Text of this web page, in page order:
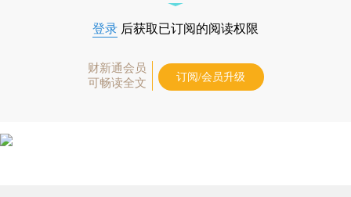
登录 后获取已订阅的阅读权限
财新通会员
可畅读全文
订阅/会员升级